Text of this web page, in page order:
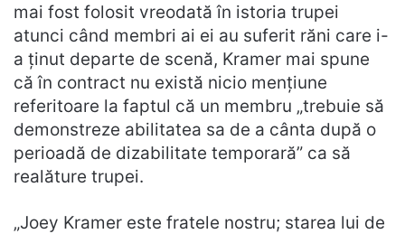
mai fost folosit vreodată în istoria trupei
atunci când membri ai ei au suferit răni care i-
a ținut departe de scenă, Kramer mai spune
că în contract nu există nicio mențiune
referitoare la faptul că un membru „trebuie să
demonstreze abilitatea sa de a cânta după o
perioadă de dizabilitate temporară” ca să
realăture trupei.
„Joey Kramer este fratele nostru; starea lui de